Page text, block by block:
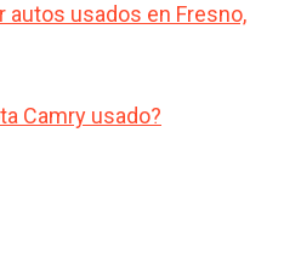
autos usados en Fresno,
Camry usado?